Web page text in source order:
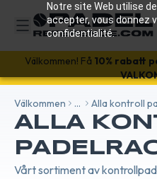
Notre site Web utilise
accepter, vous donnez
confidentialité.
Välkommen! Få 10% rabatt
Välkommen ... Alla kontroll
ALLA
Vårt sortiment av